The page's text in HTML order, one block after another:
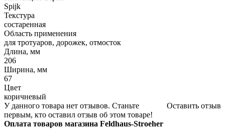
Spijk
Текстура
состаренная
Область применения
для тротуаров, дорожек, отмосток
Длина, мм
206
Ширина, мм
67
Цвет
коричневый
Оставить отзыв
У данного товара нет отзывов. Станьте
первым, кто оставил отзыв об этом товаре!
Оплата товаров магазина Feldhaus-Stroeher